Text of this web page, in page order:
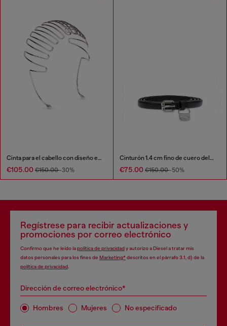
Cinta para el cabello con diseño enjaulado y logotipo Oval D
€105.00 €150.00-30%
Cinturón 1.4 cm fino de cuero delgado con colgante de bolso 1DR
€75.00 €150.00-50%
Regístrese para recibir actualizaciones y
promociones por correo electrónico
Confirmo que he leído lapolítica de privacidady autorizo a Diesel a tratar mis
datos personales para los fines de Marketing*descritos en el párrafo 3.1, d) de la
política de privacidad
Dirección de correo electrónico*
Hombres Mujeres No especificado